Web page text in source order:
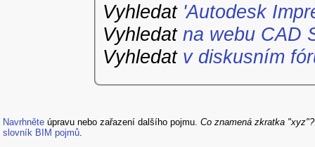
Vyhledat 'Autodesk
Vyhledat na webu CAD
Vyhledat v diskusním
Navrhněte úpravu nebo zařazení dalšího pojmu. Co znamená zkratka
slovník BIM pojmů